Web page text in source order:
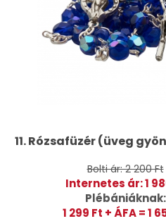
11. Rózsafüzér (üveg
Bolti ár: 2 200 Ft
Internetes ár: 1
Plébániáknak:
1 299 Ft + ÁFA = 1